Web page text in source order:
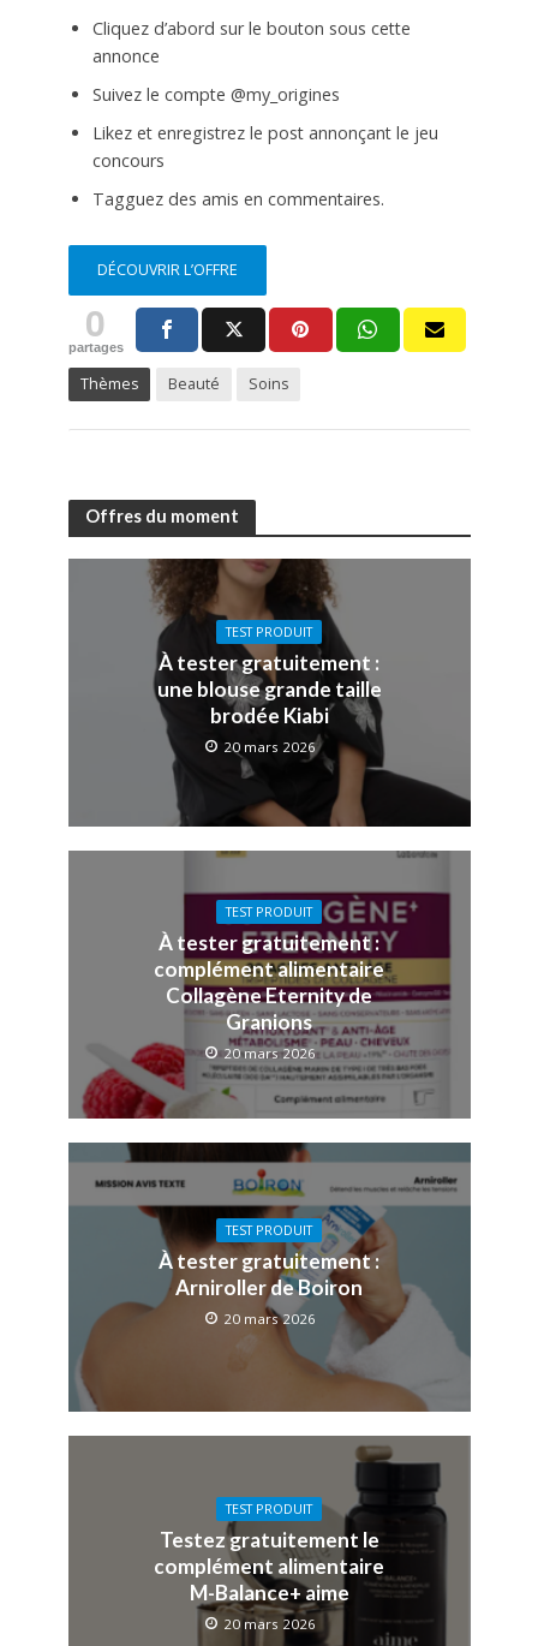
Cliquez d’abord sur le bouton sous cette
annonce
Suivez le compte @my_origines
Likez et enregistrez le post annonçant le jeu
concours
Tagguez des amis en commentaires.
DÉCOUVRIR L’OFFRE
0
partages
Thèmes Beauté Soins
Offres du moment
TEST PRODUIT
À tester gratuitement :
une blouse grande taille
brodée Kiabi
20 mars 2026
TEST PRODUIT
À tester gratuitement :
complément alimentaire
Collagène Eternity de
Granions
20 mars 2026
TEST PRODUIT
À tester gratuitement :
Arniroller de Boiron
20 mars 2026
TEST PRODUIT
Testez gratuitement le
complément alimentaire
M-Balance+ aime
20 mars 2026